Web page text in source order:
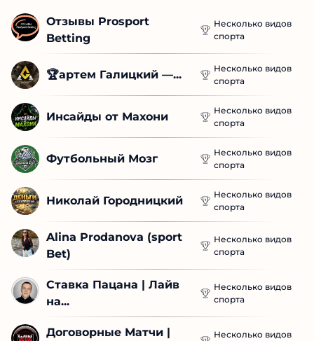
Отзывы Prosport
Betting
Несколько видов
спорта
🏆артем Галицкий —...
Несколько видов
спорта
Инсайды от Махони
Несколько видов
спорта
Футбольный Мозг
Несколько видов
спорта
Николай Городницкий
Несколько видов
спорта
Alina Prodanova (sport
Bet)
Несколько видов
спорта
Ставка Пацана | Лайв
на...
Несколько видов
спорта
Договорные Матчи |
Несколько видов